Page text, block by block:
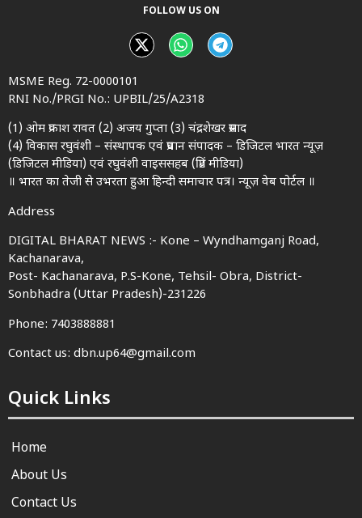
FOLLOW US ON
MSME Reg. 72-0000101
RNI No./PRGI No.: UPBIL/25/A2318
(1) ओम प्रकाश रावत (2) अजय गुप्ता (3) चंद्रशेखर प्रसाद
(4) विकास रघुवंशी – संस्थापक एवं प्रधान संपादक – डिजिटल भारत न्यूज़
(डिजिटल मीडिया) एवं रघुवंशी वाइससहब (प्रिंट मीडिया)
॥ भारत का तेजी से उभरता हुआ हिन्दी समाचार पत्र। न्यूज़ वेब पोर्टल ॥
Address
DIGITAL BHARAT NEWS :- Kone – Wyndhamganj Road,
Kachanarava,
Post- Kachanarava, P.S-Kone, Tehsil- Obra, District-
Sonbhadra (Uttar Pradesh)-231226
Phone: 7403888881
Contact us: dbn.up64@gmail.com
Quick Links
Home
About Us
Contact Us